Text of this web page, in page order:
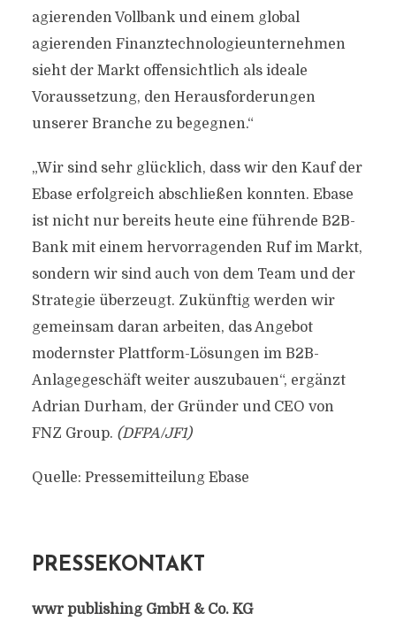
agierenden Vollbank und einem global
agierenden Finanztechnologieunternehmen
sieht der Markt offensichtlich als ideale
Voraussetzung, den Herausforderungen
unserer Branche zu begegnen.“
„Wir sind sehr glücklich, dass wir den Kauf der
Ebase erfolgreich abschließen konnten. Ebase
ist nicht nur bereits heute eine führende B2B-
Bank mit einem hervorragenden Ruf im Markt,
sondern wir sind auch von dem Team und der
Strategie überzeugt. Zukünftig werden wir
gemeinsam daran arbeiten, das Angebot
modernster Plattform-Lösungen im B2B-
Anlagegeschäft weiter auszubauen“, ergänzt
Adrian Durham, der Gründer und CEO von
FNZ Group. (DFPA/JF1)
Quelle: Pressemitteilung Ebase
PRESSEKONTAKT
wwr publishing GmbH & Co. KG